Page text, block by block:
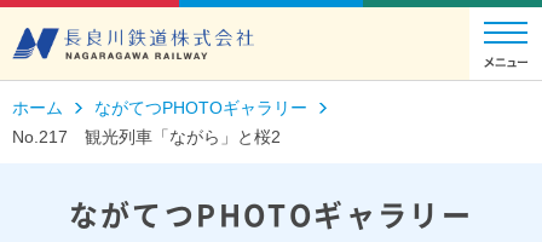
ホーム
ながてつPHOTOギャラリー
No.217 観光列車「ながら」と桜2
ながてつPHOTOギャラリー